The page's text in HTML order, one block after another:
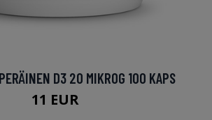
D3 20 MIKROG 100 KAPS
11 EUR